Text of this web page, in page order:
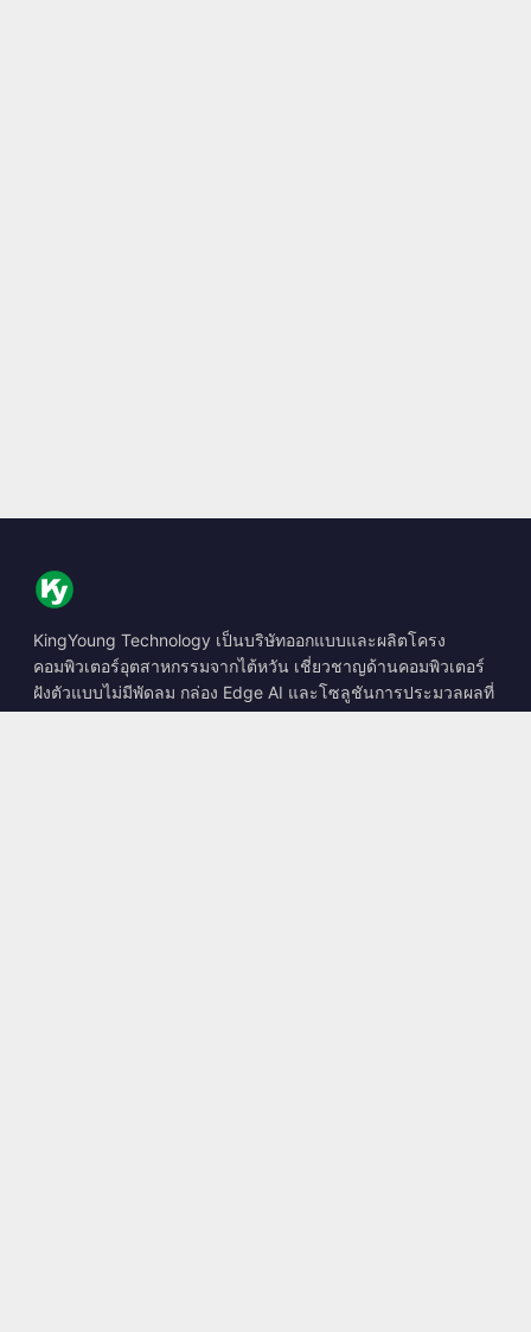
KingYoung Technology เป็นบริษัทออกแบบและผลิตโครง
คอมพิวเตอร์อุตสาหกรรมจากไต้หวัน เชี่ยวชาญด้านคอมพิวเตอร์
ฝังตัวแบบไม่มีพัดลม กล่อง Edge AI และโซลูชันการประมวลผลที่
ทนทาน